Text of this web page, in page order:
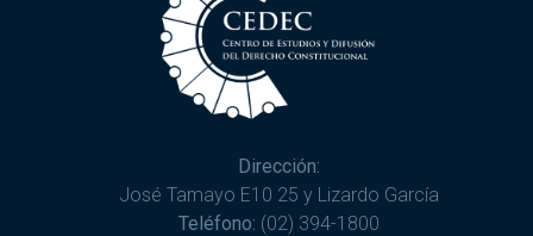
Dirección:
José Tamayo E10 25 y Lizardo García
Teléfono: (02) 394-1800